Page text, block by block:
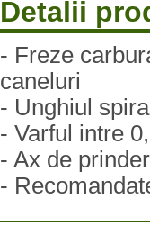
Detalii
- Freze
caneluri
- Unghiul
- Varful intre
- Ax de
-